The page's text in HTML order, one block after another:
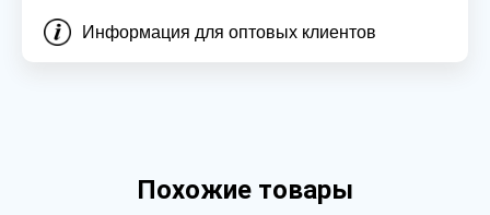
Информация для оптовых клиентов
Похожие товары